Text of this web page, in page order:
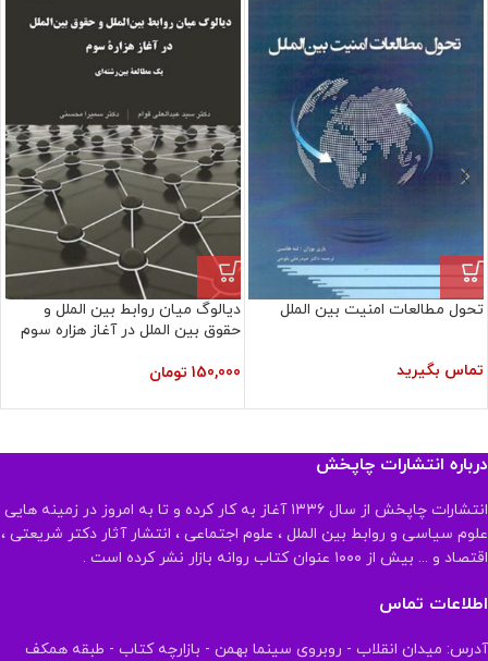
تحول مطالعات امنیت بین الملل
تماس بگیرید
دیالوگ میان روابط بین الملل و
حقوق بین الملل در آغاز هزاره سوم
150,000 تومان
درباره انتشارات چاپخش
انتشارات چاپخش از سال ۱۳۳۶ آغاز به کار کرده و تا به امروز در زمینه هایی
علوم سیاسی و روابط بین الملل ، علوم اجتماعی ، انتشار آثار دکتر شریعتی ،
اقتصاد و ... بیش از ۱۰۰۰ عنوان کتاب روانه بازار نشر کرده است .
اطلاعات تماس
آدرس: میدان انقلاب - روبروی سینما بهمن - بازارچه کتاب - طبقه همکف